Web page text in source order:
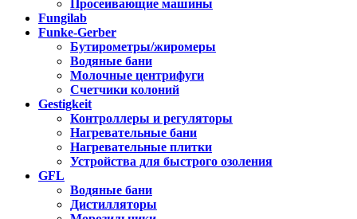
Просеивающие машины
Fungilab
Funke-Gerber
Бутирометры/жиромеры
Водяные бани
Молочные центрифуги
Счетчики колоний
Gestigkeit
Контроллеры и регуляторы
Нагревательные бани
Нагревательные плитки
Устройства для быстрого озоления
GFL
Водяные бани
Дистилляторы